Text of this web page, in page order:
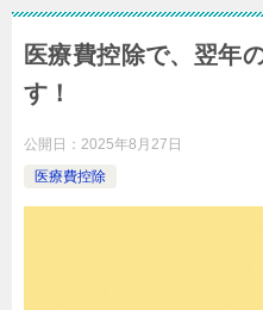
医療費控除で、翌年
す！
公開日： 2025年8月27日
医療費控除